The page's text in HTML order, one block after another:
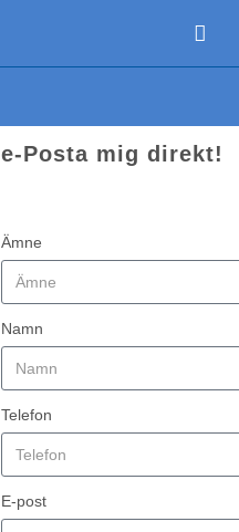
e-Posta mig direkt!
Ämne
Namn
Telefon
E-post